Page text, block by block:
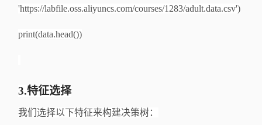
'https://labfile.oss.aliyuncs.com/courses/1283/adult.data.csv')
print(data.head())
3.特征选择
我们选择以下特征来构建决策树：